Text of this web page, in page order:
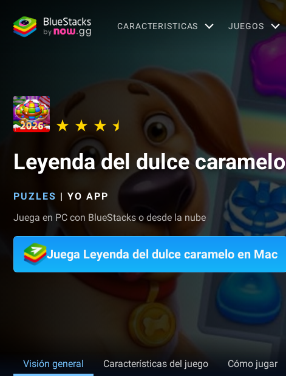
CARACTERISTICAS JUEGOS
Leyenda del dulce caramelo
PUZLES | YO APP
Juega en PC con BlueStacks o desde la nube
Juega Leyenda del dulce caramelo en Mac
Visión general Características del juego Cómo jugar